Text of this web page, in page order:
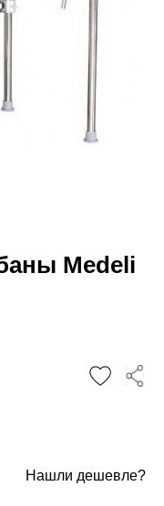
Medeli
Нашли дешевле?